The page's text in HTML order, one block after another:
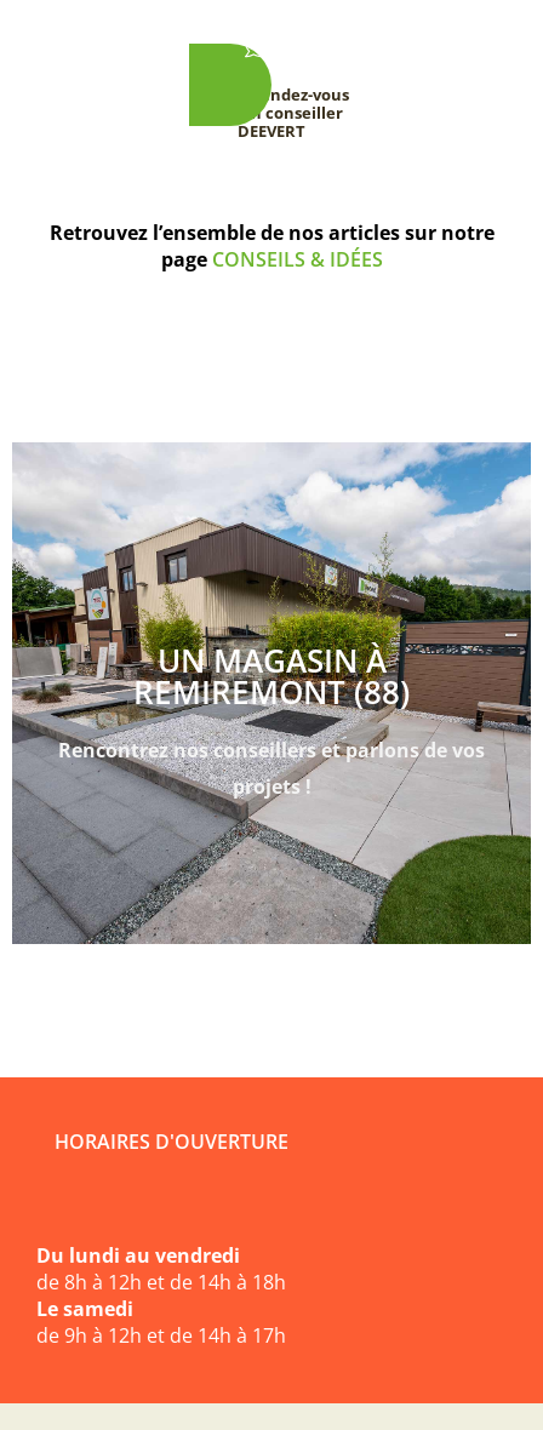
Prenez rendez-vous
avec un conseiller
DEEVERT
Retrouvez l’ensemble de nos articles sur notre
page CONSEILS & IDÉES
UN MAGASIN À
REMIREMONT (88)
Rencontrez nos conseillers et parlons de vos
projets !
HORAIRES D'OUVERTURE
Du lundi au vendredi
de 8h à 12h et de 14h à 18h
Le samedi
de 9h à 12h et de 14h à 17h